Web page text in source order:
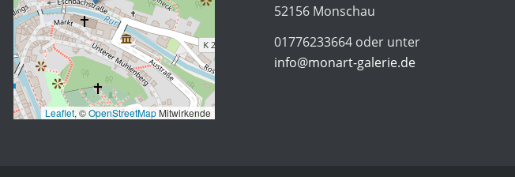
Leaflet, ©OpenStreetMapMitwirkende
52156 Monschau
01776233664 oder unter
info@monart-galerie.de